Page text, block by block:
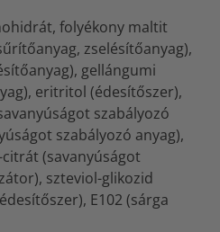
folyékony maltit
zselésítőanyag),
gellángumi
eritritol (édesítőszer),
szabályozó
szabályozó anyag),
(savanyúságot
szteviol-glikozid
E102 (sárga